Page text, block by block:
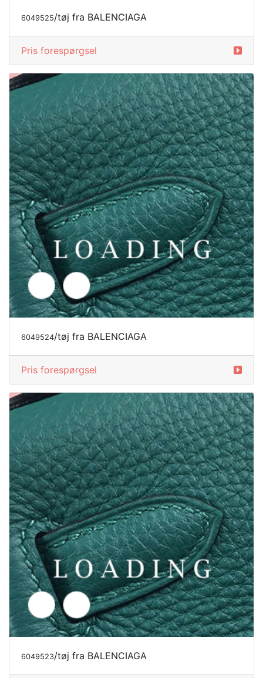
6050043/tøj fra BALENCIAGA
Pris forespørgsel
6049525/tøj fra BALENCIAGA
Pris forespørgsel